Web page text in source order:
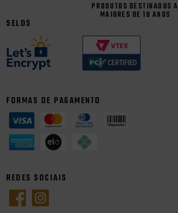
PRODUTOS DESTINADOS A
MAIORES DE 18 ANOS
SELOS
FORMAS DE PAGAMENTO
REDES SOCIAIS